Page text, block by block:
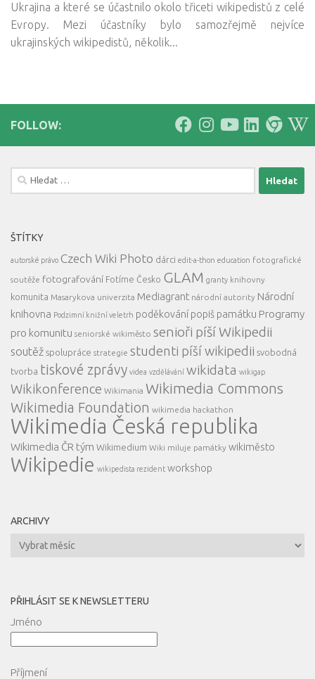
Ukrajina a které se účastnilo okolo třiceti wikipedistů z celé
Evropy. Mezi účastníky bylo samozřejmě nejvíce
ukrajinských wikipedistů, několik...
FOLLOW:
Vyhledávání
ŠTÍTKY
autorské právo Czech Wiki Photo dárci edit-a-thon education fotografické
soutěže fotografování Fotíme Česko GLAM granty knihovny
komunita Masarykova univerzita Mediagrant národní autority Národní
knihovna Podzimní knižní veletrh poděkování popiš památku Programy
pro komunitu seniorské wikiměsto senioři píší Wikipedii
soutěž spolupráce strategie studenti píší wikipedii svobodná
tvorba tiskové zprávy videa vzdělávání wikidata wikigap
Wikikonference Wikimania Wikimedia Commons
Wikimedia Foundation wikimedia hackathon
Wikimedia Česká republika
Wikimedia ČR tým Wikimedium Wiki miluje památky wikiměsto
Wikipedie wikipedista rezident workshop
ARCHIVY
Archivy
PŘIHLÁSIT SE K NEWSLETTERU
Jméno
Příjmení